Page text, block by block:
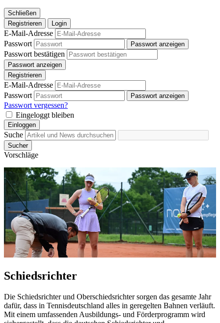
Schließen
Registrieren
Login
E-Mail-Adresse
Passwort
Passwort anzeigen
Passwort bestätigen
Passwort anzeigen
Registrieren
E-Mail-Adresse
Passwort
Passwort anzeigen
Passwort vergessen?
Eingeloggt bleiben
Einloggen
Suche
Sucher
Vorschläge
Schiedsrichter
Die Schiedsrichter und Oberschiedsrichter sorgen das gesamte Jahr
dafür, dass in Tennisdeutschland alles in geregelten Bahnen verläuft.
Mit einem umfassenden Ausbildungs- und Förderprogramm wird